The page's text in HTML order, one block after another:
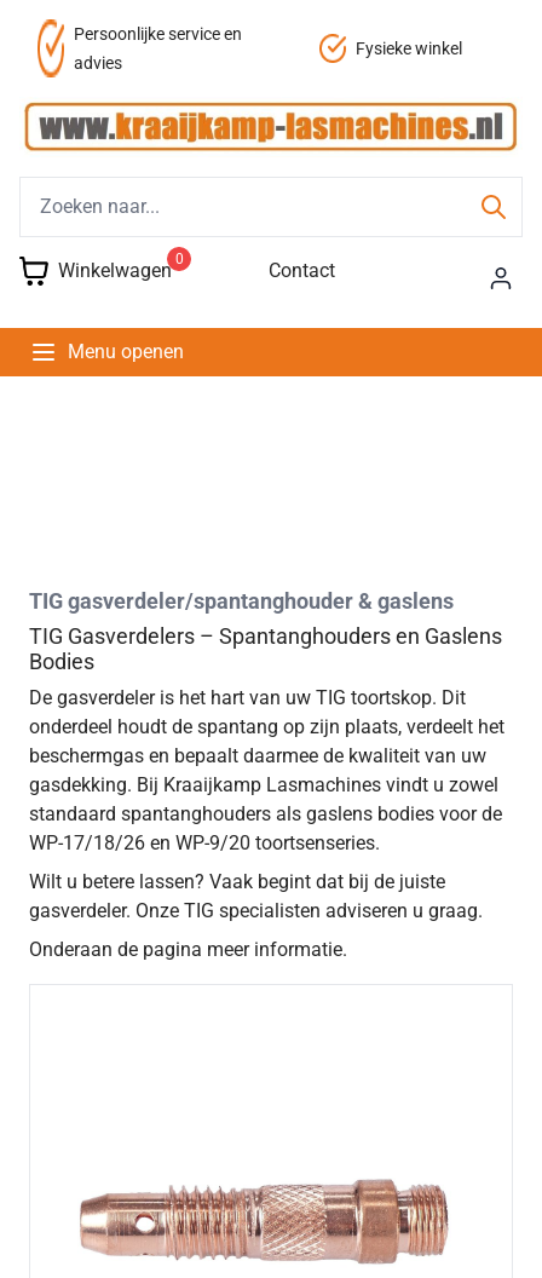
Persoonlijke service en
advies
Fysieke winkel
Winkelwagen 0 Contact
Menu openen
TIG gasverdeler/spantanghouder & gaslens
TIG Gasverdelers – Spantanghouders en Gaslens
Bodies
De gasverdeler is het hart van uw TIG toortskop. Dit
onderdeel houdt de spantang op zijn plaats, verdeelt het
beschermgas en bepaalt daarmee de kwaliteit van uw
gasdekking. Bij Kraaijkamp Lasmachines vindt u zowel
standaard spantanghouders als gaslens bodies voor de
WP-17/18/26 en WP-9/20 toortsenseries.
Wilt u betere lassen? Vaak begint dat bij de juiste
gasverdeler. Onze TIG specialisten adviseren u graag.
Onderaan de pagina meer informatie.